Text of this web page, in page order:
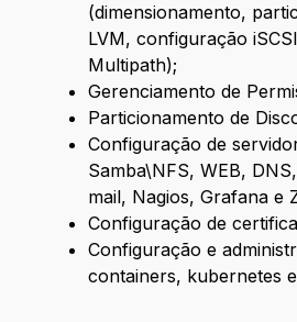
(dimensionamento,
LVM, configuração
Multipath);
Gerenciamento de
Particionamento de
Configuração de
Samba\NFS, WEB,
mail, Nagios, Grafana e
Configuração de
Configuração e
containers, kubernetes